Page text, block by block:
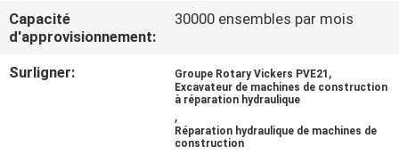
NOUVELLES
CAS
Capacité
d'approvisionnement:
30000 ensembles par mois
Surligner: Groupe Rotary Vickers PVE21 ,
Excavateur de machines de construction
à réparation hydraulique
,
Réparation hydraulique de machines de
construction